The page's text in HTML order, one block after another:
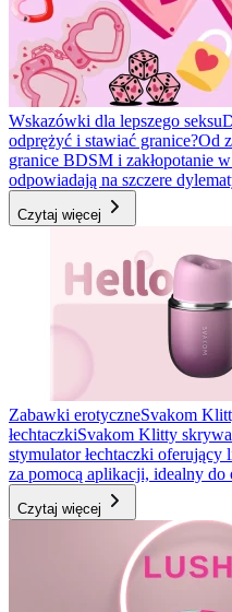
Wskazówki dla lepszego seksu
odprężyć i stawiać granice?Od
granice BDSM i zakłopotanie
odpowiadają na szczere
Czytaj więcej
Zabawki erotyczneSvakom
łechtaczkiSvakom Klitty
stymulator łechtaczki oferujący
za pomocą aplikacji, idealny
Czytaj więcej